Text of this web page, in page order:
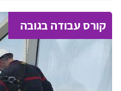
קורס עבודה בגובה